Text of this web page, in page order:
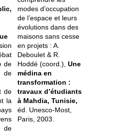
de
de
la
de
modes d’occupation
de l’espace et leurs
évolutions dans des
maisons sans cesse
en projets : A.
Deboulet & R.
Hoddé (coord.), Une
médina en
transformation :
travaux d’étudiants
à Mahdia, Tunisie,
éd. Unesco-Most,
Paris, 2003.